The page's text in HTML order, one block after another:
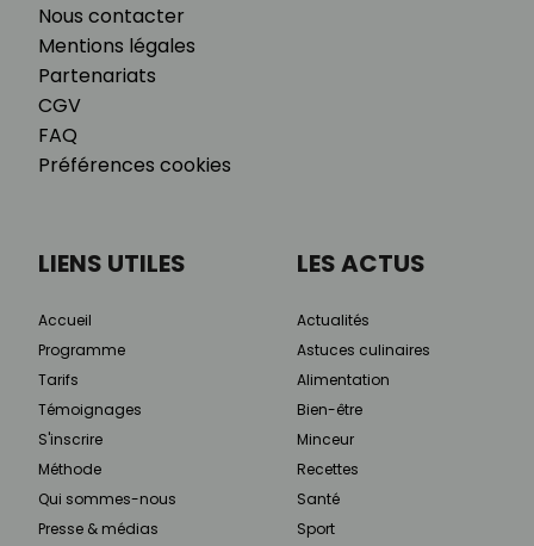
Nous contacter
Mentions légales
Partenariats
CGV
FAQ
Préférences cookies
LIENS UTILES
Accueil
Programme
Tarifs
Témoignages
S'inscrire
Méthode
Qui sommes-nous
Presse & médias
LES ACTUS
Actualités
Astuces culinaires
Alimentation
Bien-être
Minceur
Recettes
Santé
Sport